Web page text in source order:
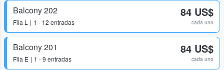
Balcony 202
Fila L 1 - 12 entradas
84 US$
cada uno
Balcony 201
Fila E 1 - 9 entradas
84 US$
cada uno